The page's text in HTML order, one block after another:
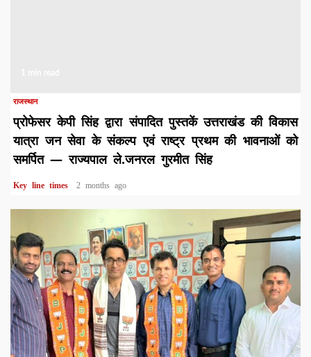
राजस्थान
प्रोफेसर केपी सिंह द्वारा संपादित पुस्तकें उत्तराखंड की विकास
यात्रा जन सेवा के संकल्प एवं राष्ट्र प्रथम की भावनाओं को
समर्पित — राज्यपाल ले.जनरल गुरमीत सिंह
Key line times 2 months ago
1 min read